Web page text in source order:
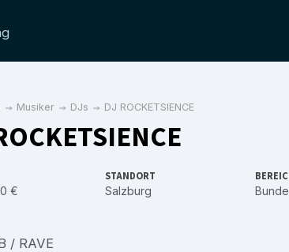
Musiker DJs DJ ROCKETSIENCE
€
STANDORT
Salzburg
/ RAVE